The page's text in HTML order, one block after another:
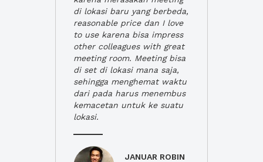
di lokasi baru yang berbeda,
reasonable price dan I love
to use karena bisa impress
other colleagues with great
meeting room. Meeting bisa
di set di lokasi mana saja,
sehingga menghemat waktu
dari pada harus menembus
kemacetan untuk ke suatu
lokasi.
JANUAR ROBIN